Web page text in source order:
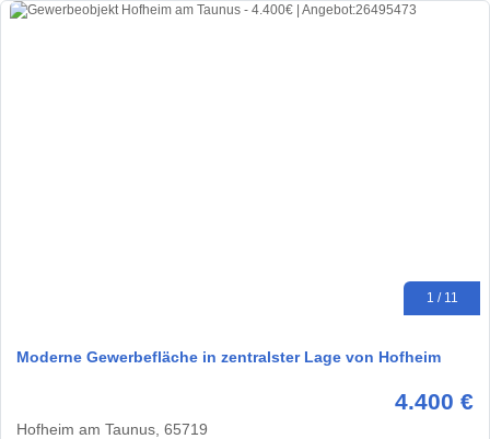
1 / 11
Moderne Gewerbefläche in zentralster Lage von Hofheim
4.400 €
Hofheim am Taunus, 65719